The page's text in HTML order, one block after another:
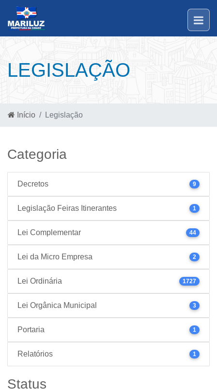
LEGISLAÇÃO
Início Legislação
Categoria
Decretos 9
Legislação Feiras Itinerantes 1
Lei Complementar 44
Lei da Micro Empresa 2
Lei Ordinária 1727
Lei Orgânica Municipal 3
Portaria 1
Relatórios 1
Status